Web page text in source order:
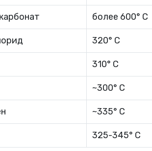
более 600° C
320° C
310° C
~300° C
~335° C
325-345° C